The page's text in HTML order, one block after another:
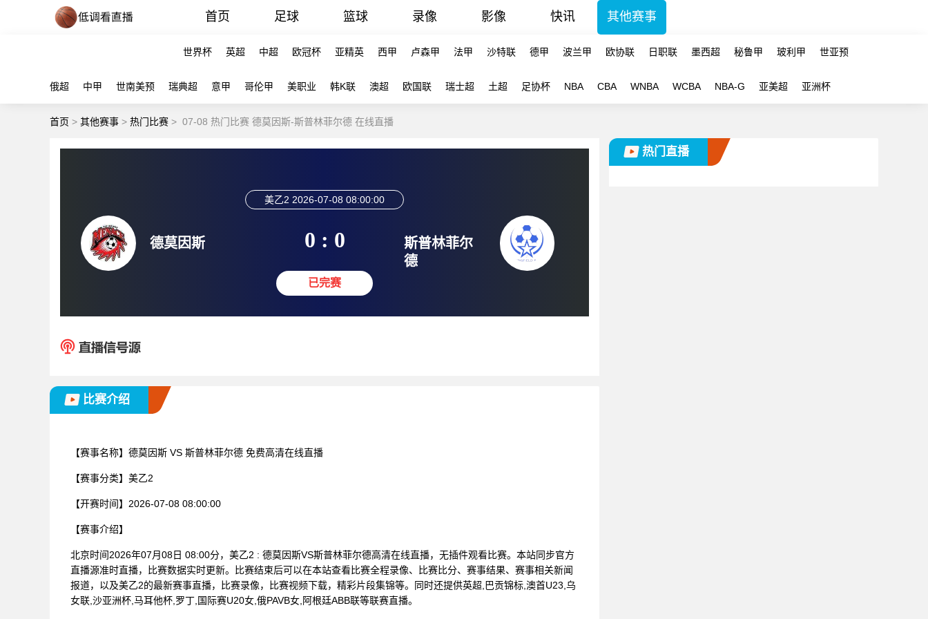
首页 足球 篮球 录像 影像 快讯 其他赛事
世界杯 英超 中超 欧冠杯 亚精英 西甲 卢森甲 法甲 沙特联 德甲 波兰甲 欧协联 日职联 墨西超 秘鲁甲 玻利甲 世亚预
俄超 中甲 世南美预 瑞典超 意甲 哥伦甲 美职业 韩K联 澳超 欧国联 瑞士超 土超 足协杯 NBA CBA WNBA WCBA NBA-G 亚美超 亚洲杯
首页 > 其他赛事 > 热门比赛 > 07-08 热门比赛 德莫因斯-斯普林菲尔德 在线直播
德莫因斯
美乙2 2026-07-08 08:00:00
0 : 0
已完赛
斯普林菲尔
德
比赛介绍
【赛事名称】 德莫因斯 VS 斯普林菲尔德 免费高清在线直播
【赛事分类】 美乙2
【开赛时间】 2026-07-08 08:00:00
【赛事介绍】
北京时间2026年07月08日 08:00分，美乙2 : 德莫因斯VS斯普林菲尔德高清在线直播，无插件观看比赛。本站同步官方
直播源准时直播，比赛数据实时更新。比赛结束后可以在本站查看比赛全程录像、比赛比分、赛事结果、赛事相关新闻
报道，以及美乙2的最新赛事直播，比赛录像，比赛视频下载，精彩片段集锦等。同时还提供英超,巴贡锦标,澳首U23,乌
女联,沙亚洲杯,马耳他杯,罗丁,国际赛U20女,俄PAVB女,阿根廷ABB联等联赛直播。
热门直播